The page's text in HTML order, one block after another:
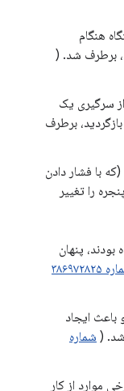
هنگام
برطرف شد. (
سرگیری یک
برطرف
با فشار دادن
را تغییر
بودند، پنهان
ایجاد
( شماره
موارد از کار